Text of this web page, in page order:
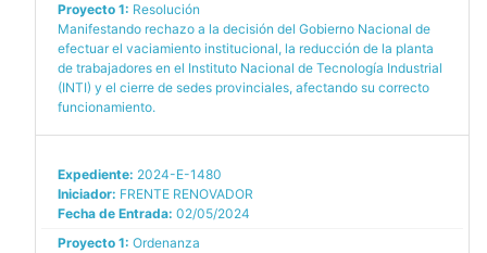
Proyecto 1: Resolución
Manifestando rechazo a la decisión del Gobierno Nacional de
efectuar el vaciamiento institucional, la reducción de la planta
de trabajadores en el Instituto Nacional de Tecnología Industrial
(INTI) y el cierre de sedes provinciales, afectando su correcto
funcionamiento.
Expediente: 2024-E-1480
Iniciador: FRENTE RENOVADOR
Fecha de Entrada: 02/05/2024
Proyecto 1: Ordenanza